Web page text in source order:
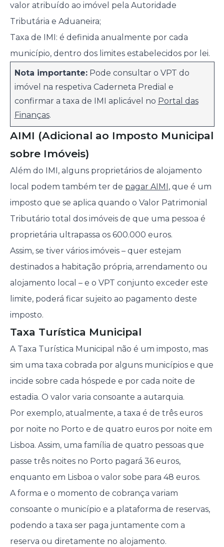
valor atribuído ao imóvel pela Autoridade
Tributária e Aduaneira;
Taxa de IMI: é definida anualmente por cada
município, dentro dos limites estabelecidos por lei.
Nota importante:Pode consultar o VPT do
imóvel na respetiva Caderneta Predial e
confirmar a taxa de IMI aplicável no Portal das
Finanças.
AIMI (Adicional ao Imposto Municipal
sobre Imóveis)
Além do IMI, alguns proprietários de alojamento
local podem também ter de pagar AIMI , que é um
imposto que se aplica quando o Valor Patrimonial
Tributário total dos imóveis de que uma pessoa é
proprietária ultrapassa os 600.000 euros.
Assim, se tiver vários imóveis – quer estejam
destinados a habitação própria, arrendamento ou
alojamento local – e o VPT conjunto exceder este
limite, poderá ficar sujeito ao pagamento deste
imposto.
Taxa Turística Municipal
A Taxa Turística Municipal não é um imposto, mas
sim uma taxa cobrada por alguns municípios e que
incide sobre cada hóspede e por cada noite de
estadia. O valor varia consoante a autarquia.
Por exemplo, atualmente, a taxa é de três euros
por noite no Porto e de quatro euros por noite em
Lisboa. Assim, uma família de quatro pessoas que
passe três noites no Porto pagará 36 euros,
enquanto em Lisboa o valor sobe para 48 euros.
A forma e o momento de cobrança variam
consoante o município e a plataforma de reservas,
podendo a taxa ser paga juntamente com a
reserva ou diretamente no alojamento.